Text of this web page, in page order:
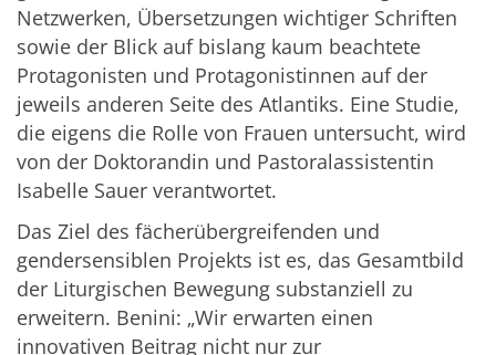
Netzwerken, Übersetzungen wichtiger Schriften
sowie der Blick auf bislang kaum beachtete
Protagonisten und Protagonistinnen auf der
jeweils anderen Seite des Atlantiks. Eine Studie,
die eigens die Rolle von Frauen untersucht, wird
von der Doktorandin und Pastoralassistentin
Isabelle Sauer verantwortet.
Das Ziel des fächerübergreifenden und
gendersensiblen Projekts ist es, das Gesamtbild
der Liturgischen Bewegung substanziell zu
erweitern. Benini: „Wir erwarten einen
innovativen Beitrag nicht nur zur